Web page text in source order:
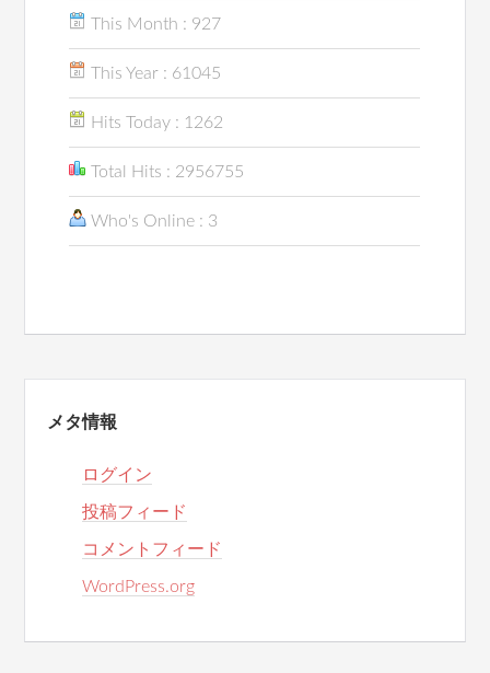
This Month : 927
This Year : 61045
Hits Today : 1262
Total Hits : 2956755
Who's Online : 3
メタ情報
ログイン
投稿フィード
コメントフィード
WordPress.org